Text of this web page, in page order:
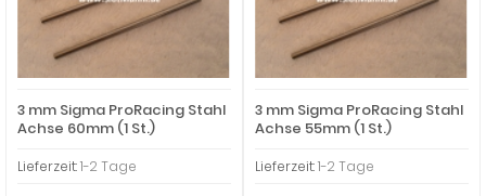
3 mm Sigma ProRacing Stahl
Achse 60mm (1 St.)
Lieferzeit:1-2 Tage
3 mm Sigma ProRacing Stahl
Achse 55mm (1 St.)
Lieferzeit:1-2 Tage